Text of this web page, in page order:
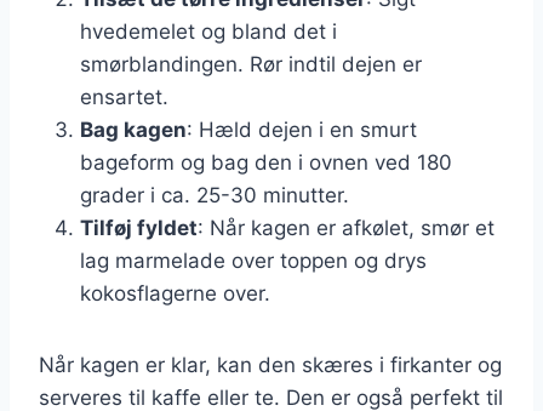
hvedemelet og bland det i
smørblandingen. Rør indtil dejen er
ensartet.
Bag kagen: Hæld dejen i en smurt
bageform og bag den i ovnen ved 180
grader i ca. 25-30 minutter.
Tilføj fyldet: Når kagen er afkølet, smør et
lag marmelade over toppen og drys
kokosflagerne over.
Når kagen er klar, kan den skæres i firkanter og
serveres til kaffe eller te. Den er også perfekt til